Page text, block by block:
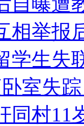
相举报
学生失
室失
同村11